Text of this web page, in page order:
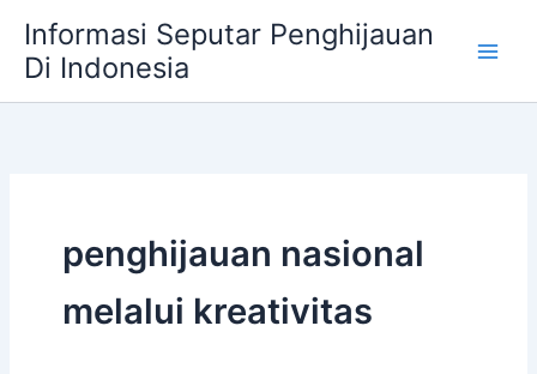
content
Informasi Seputar Penghijauan
Di Indonesia
penghijauan nasional
melalui kreativitas